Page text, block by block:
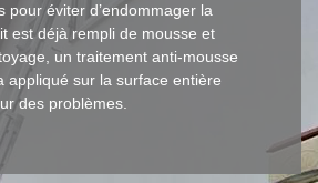
pour éviter d’endommager la
est déjà rempli de mousse et
un traitement anti-mousse
appliqué sur la surface entière
des problèmes.